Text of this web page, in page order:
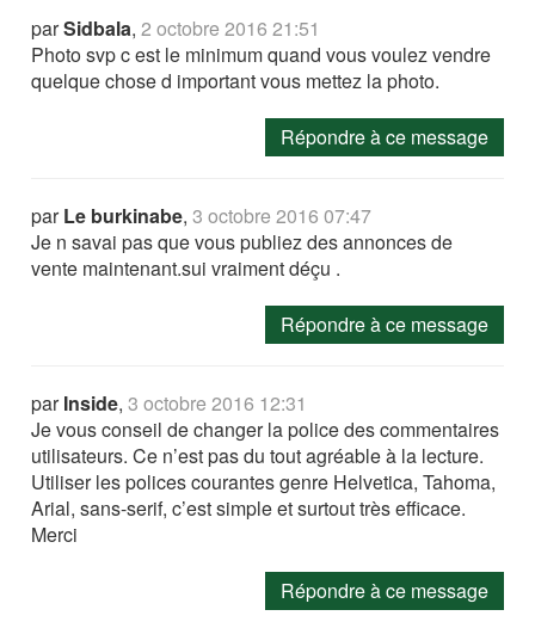
parSidbala,2 octobre 2016 21:51
Photo svp c est le minimum quand vous voulez vendre
quelque chose d important vous mettez la photo.
Répondre à ce message
parLe burkinabe,3 octobre 2016 07:47
Je n savai pas que vous publiez des annonces de
vente maintenant.sui vraiment déçu .
Répondre à ce message
parInside,3 octobre 2016 12:31
Je vous conseil de changer la police des commentaires
utilisateurs. Ce n’est pas du tout agréable à la lecture.
Utiliser les polices courantes genre Helvetica, Tahoma,
Arial, sans-serif, c’est simple et surtout très efficace.
Merci
Répondre à ce message